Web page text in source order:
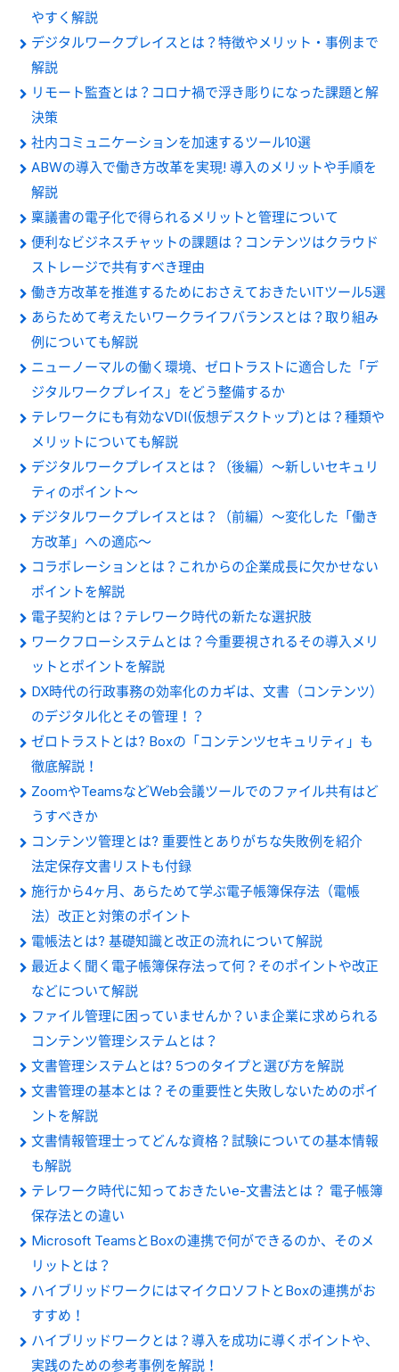
やすく解説
デジタルワークプレイスとは？特徴やメリット・事例まで
解説
リモート監査とは？コロナ禍で浮き彫りになった課題と解
決策
社内コミュニケーションを加速するツール10選
ABWの導入で働き方改革を実現! 導入のメリットや手順を
解説
稟議書の電子化で得られるメリットと管理について
便利なビジネスチャットの課題は？コンテンツはクラウド
ストレージで共有すべき理由
働き方改革を推進するためにおさえておきたいITツール5選
あらためて考えたいワークライフバランスとは？取り組み
例についても解説
ニューノーマルの働く環境、ゼロトラストに適合した「デ
ジタルワークプレイス」をどう整備するか
テレワークにも有効なVDI(仮想デスクトップ)とは？種類や
メリットについても解説
デジタルワークプレイスとは？（後編）～新しいセキュリ
ティのポイント～
デジタルワークプレイスとは？（前編）～変化した「働き
方改革」への適応～
コラボレーションとは？これからの企業成長に欠かせない
ポイントを解説
電子契約とは？テレワーク時代の新たな選択肢
ワークフローシステムとは？今重要視されるその導入メリ
ットとポイントを解説
DX時代の行政事務の効率化のカギは、文書（コンテンツ）
のデジタル化とその管理！？
ゼロトラストとは? Boxの「コンテンツセキュリティ」も
徹底解説！
ZoomやTeamsなどWeb会議ツールでのファイル共有はど
うすべきか
コンテンツ管理とは? 重要性とありがちな失敗例を紹介
法定保存文書リストも付録
施行から4ヶ月、あらためて学ぶ電子帳簿保存法（電帳
法）改正と対策のポイント
電帳法とは? 基礎知識と改正の流れについて解説
最近よく聞く電子帳簿保存法って何？そのポイントや改正
などについて解説
ファイル管理に困っていませんか？いま企業に求められる
コンテンツ管理システムとは？
文書管理システムとは? 5つのタイプと選び方を解説
文書管理の基本とは？その重要性と失敗しないためのポイ
ントを解説
文書情報管理士ってどんな資格？試験についての基本情報
も解説
テレワーク時代に知っておきたいe-文書法とは？ 電子帳簿
保存法との違い
Microsoft TeamsとBoxの連携で何ができるのか、そのメ
リットとは？
ハイブリッドワークにはマイクロソフトとBoxの連携がお
すすめ！
ハイブリッドワークとは？導入を成功に導くポイントや、
実践のための参考事例を解説！